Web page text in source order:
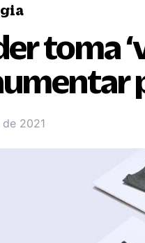
toma
2021